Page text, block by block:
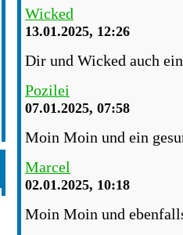
Wicked
13.01.2025, 12:26
Dir und Wicked auch ein
Pozilei
07.01.2025, 07:58
Moin Moin und ein
Marcel
02.01.2025, 10:18
Moin Moin und